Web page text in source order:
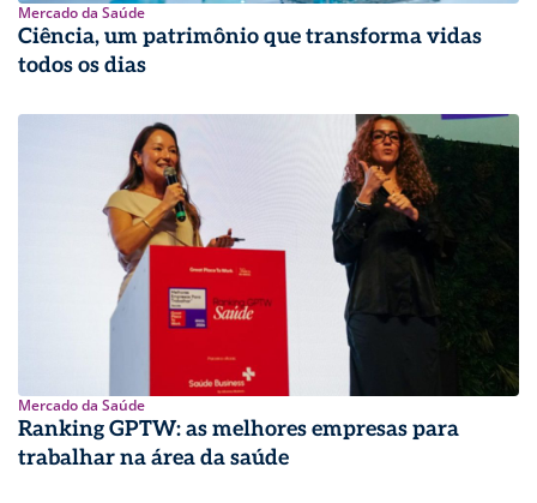
Mercado da Saúde
Ciência, um patrimônio que transforma vidas
todos os dias
Mercado da Saúde
Ranking GPTW: as melhores empresas para
trabalhar na área da saúde